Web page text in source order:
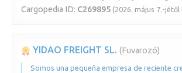
Cargopedia ID: C269895 (2026. május 7.-jétől
YIDAO FREIGHT SL. (Fuvarozó)
Somos una pequeña empresa de reciente